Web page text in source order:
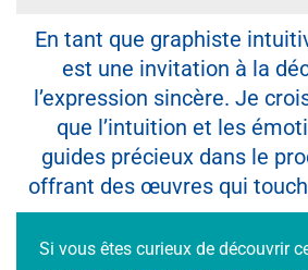
En tant que graphiste
est une invitation à la
l’expression sincère. Je
que l’intuition et les
guides précieux dans le
offrant des œuvres qui
Si vous êtes curieux de découvrir